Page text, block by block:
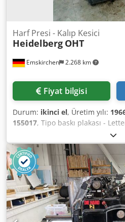
Emskirchen 2.268 km
Harf Presi - Kalıp Kesici
Heidelberg OHT
Fiyat bilgisi
Durum: ikinci el, Üretim yılı:
155017, Tipo baskı plakası -
Heidelberg OHTYear 1966 -
min.: 40 x 70mm - maks. 260 x
maks. 5.500 sph Djdpfx Ajh
340mm İskelet kovalamacası:
Zubehör und Schließrahmen /
birlikte komple çerçeve Skype-
İnspeksiyon Ziyaretinizden çok
fazla makine stokta Hemen
Stokta Emskirchen / Nürnberg -